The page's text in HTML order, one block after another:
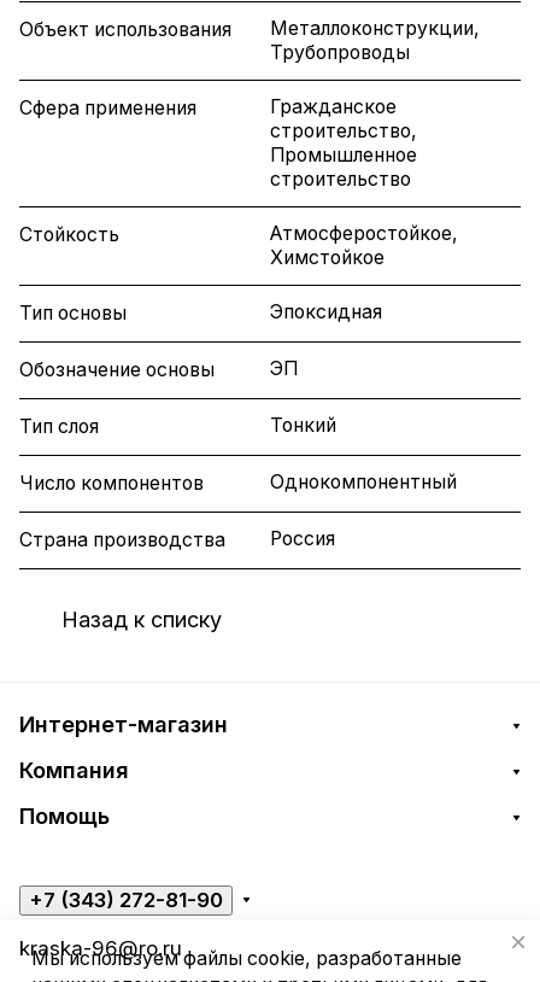
Объект использования
Металлоконструкции,
Трубопроводы
Сфера применения
Гражданское
строительство,
Промышленное
строительство
Стойкость
Атмосферостойкое,
Химстойкое
Тип основы Эпоксидная
Обозначение основы ЭП
Тип слоя Тонкий
Число компонентов Однокомпонентный
Страна производства Россия
Назад к списку
Интернет-магазин
Компания
Помощь
+7 (343) 272-81-90
kraska-96@ro.ru
Мы используем файлы cookie, разработанные